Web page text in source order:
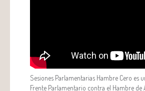
Sesiones Parlamentarias Hambre Cero es
Frente Parlamentario contra el Hambre de